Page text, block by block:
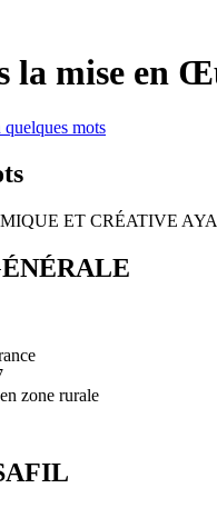
la mise en
quelques mots
ET CRÉATIVE
zone rurale